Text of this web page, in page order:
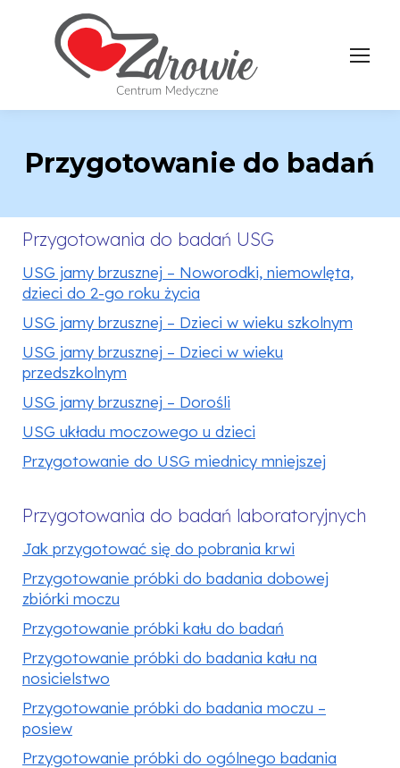
Przygotowanie do badań
Przygotowania do badań USG
USG jamy brzusznej – Noworodki, niemowlęta,
dzieci do 2-go roku życia
USG jamy brzusznej – Dzieci w wieku szkolnym
USG jamy brzusznej – Dzieci w wieku
przedszkolnym
USG jamy brzusznej – Dorośli
USG układu moczowego u dzieci
Przygotowanie do USG miednicy mniejszej
Przygotowania do badań laboratoryjnych
Jak przygotować się do pobrania krwi
Przygotowanie próbki do badania dobowej
zbiórki moczu
Przygotowanie próbki kału do badań
Przygotowanie próbki do badania kału na
nosicielstwo
Przygotowanie próbki do badania moczu –
posiew
Przygotowanie próbki do ogólnego badania